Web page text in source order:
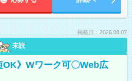
掲載日：2026.08.07
未読
OK》Wワーク可〇Web広